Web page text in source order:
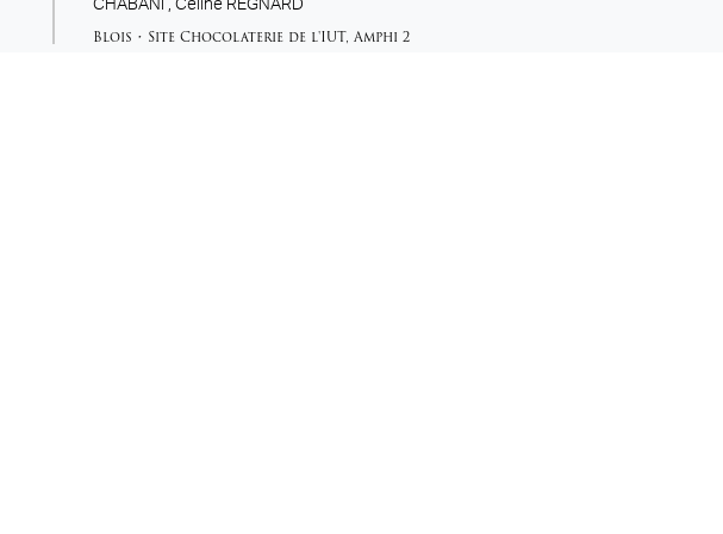
CHABANI ,Céline REGNARD
Blois • Site Chocolaterie de l'IUT,Amphi 2